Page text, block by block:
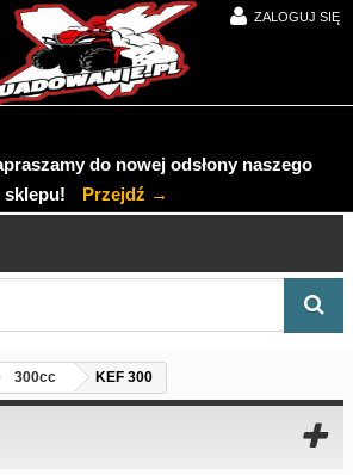
ZALOGUJ SIĘ
do nowej odsłony naszego
sklepu!
Przejdź →
300cc KEF 300